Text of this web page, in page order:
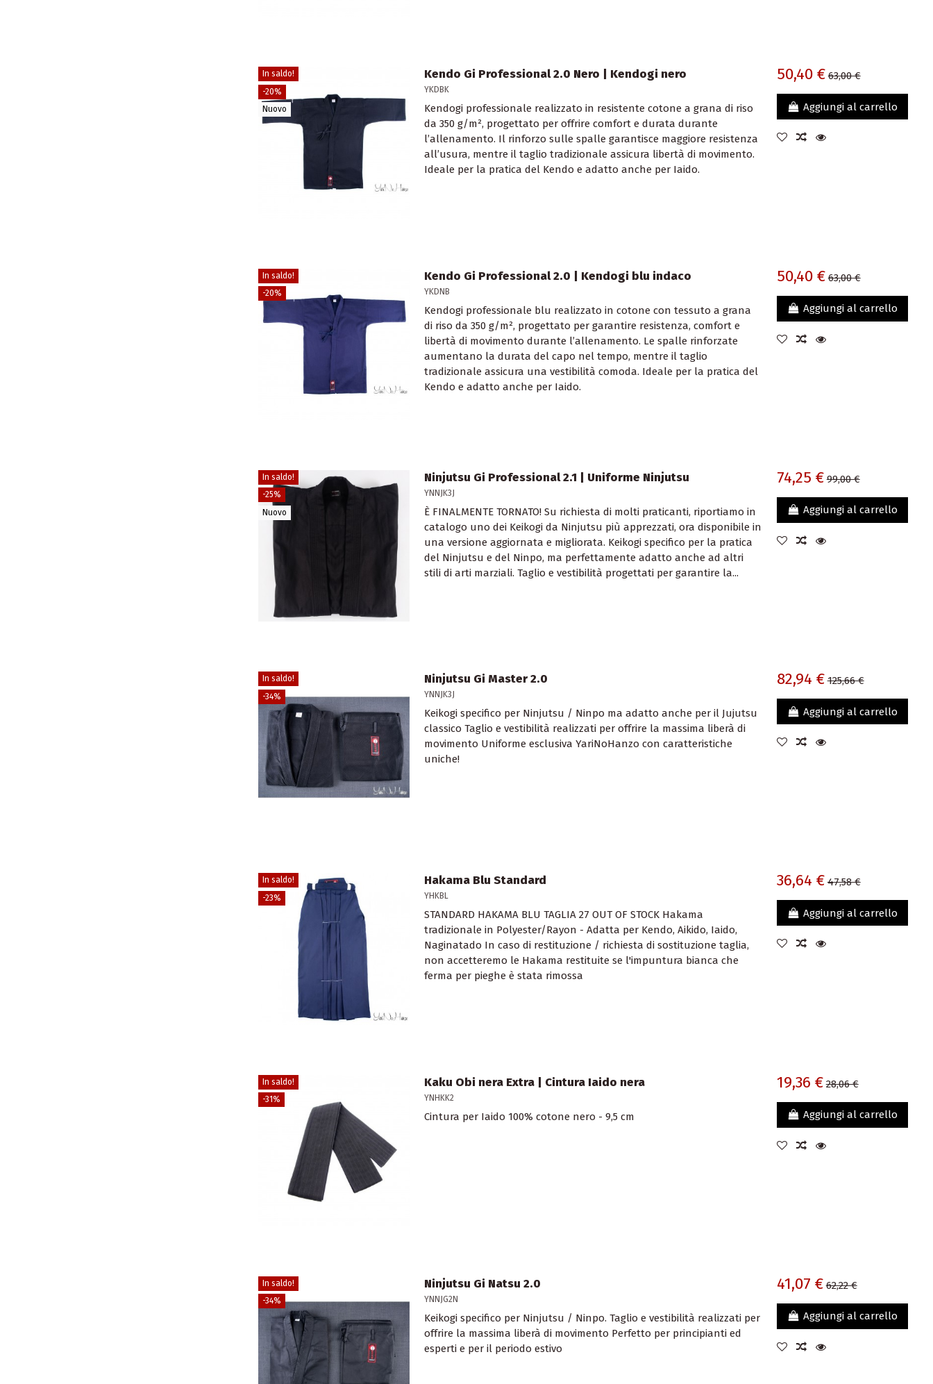
In saldo!
-20%
Nuovo
Kendo Gi Professional 2.0 Nero | Kendogi nero
YKDBK
Kendogi professionale realizzato in resistente cotone a grana di riso
da 350 g/m², progettato per offrire comfort e durata durante
l’allenamento. Il rinforzo sulle spalle garantisce maggiore resistenza
all’usura, mentre il taglio tradizionale assicura libertà di movimento.
Ideale per la pratica del Kendo e adatto anche per Iaido.
50,40 € 63,00 €
Aggiungi al carrello
In saldo!
-20%
Kendo Gi Professional 2.0 | Kendogi blu indaco
YKDNB
Kendogi professionale blu realizzato in cotone con tessuto a grana
di riso da 350 g/m², progettato per garantire resistenza, comfort e
libertà di movimento durante l’allenamento. Le spalle rinforzate
aumentano la durata del capo nel tempo, mentre il taglio
tradizionale assicura una vestibilità comoda. Ideale per la pratica del
Kendo e adatto anche per Iaido.
50,40 € 63,00 €
Aggiungi al carrello
In saldo!
-25%
Nuovo
Ninjutsu Gi Professional 2.1 | Uniforme Ninjutsu
YNNJK3J
È FINALMENTE TORNATO! Su richiesta di molti praticanti, riportiamo in
catalogo uno dei Keikogi da Ninjutsu più apprezzati, ora disponibile in
una versione aggiornata e migliorata. Keikogi specifico per la pratica
del Ninjutsu e del Ninpo, ma perfettamente adatto anche ad altri
stili di arti marziali. Taglio e vestibilità progettati per garantire la...
74,25 € 99,00 €
Aggiungi al carrello
In saldo!
-34%
Ninjutsu Gi Master 2.0
YNNJK3J
Keikogi specifico per Ninjutsu / Ninpo ma adatto anche per il Jujutsu
classico Taglio e vestibilità realizzati per offrire la massima liberà di
movimento Uniforme esclusiva YariNoHanzo con caratteristiche
uniche!
82,94 € 125,66 €
Aggiungi al carrello
In saldo!
-23%
Hakama Blu Standard
YHKBL
STANDARD HAKAMA BLU TAGLIA 27 OUT OF STOCK Hakama
tradizionale in Polyester/Rayon - Adatta per Kendo, Aikido, Iaido,
Naginatado In caso di restituzione / richiesta di sostituzione taglia,
non accetteremo le Hakama restituite se l'impuntura bianca che
ferma per pieghe è stata rimossa
36,64 € 47,58 €
Aggiungi al carrello
In saldo!
-31%
Kaku Obi nera Extra | Cintura Iaido nera
YNHKK2
Cintura per Iaido 100% cotone nero - 9,5 cm
19,36 € 28,06 €
Aggiungi al carrello
In saldo!
-34%
Ninjutsu Gi Natsu 2.0
YNNJG2N
Keikogi specifico per Ninjutsu / Ninpo. Taglio e vestibilità realizzati per
offrire la massima liberà di movimento Perfetto per principianti ed
esperti e per il periodo estivo
41,07 € 62,22 €
Aggiungi al carrello